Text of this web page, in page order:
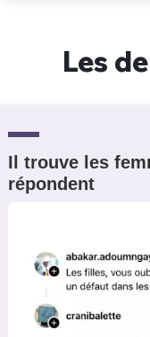
Les
Il trouve les
répondent